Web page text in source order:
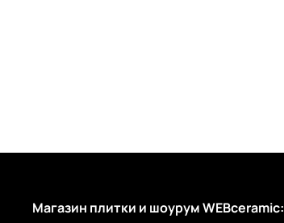
Магазин плитки и шоурум WEBceramic: